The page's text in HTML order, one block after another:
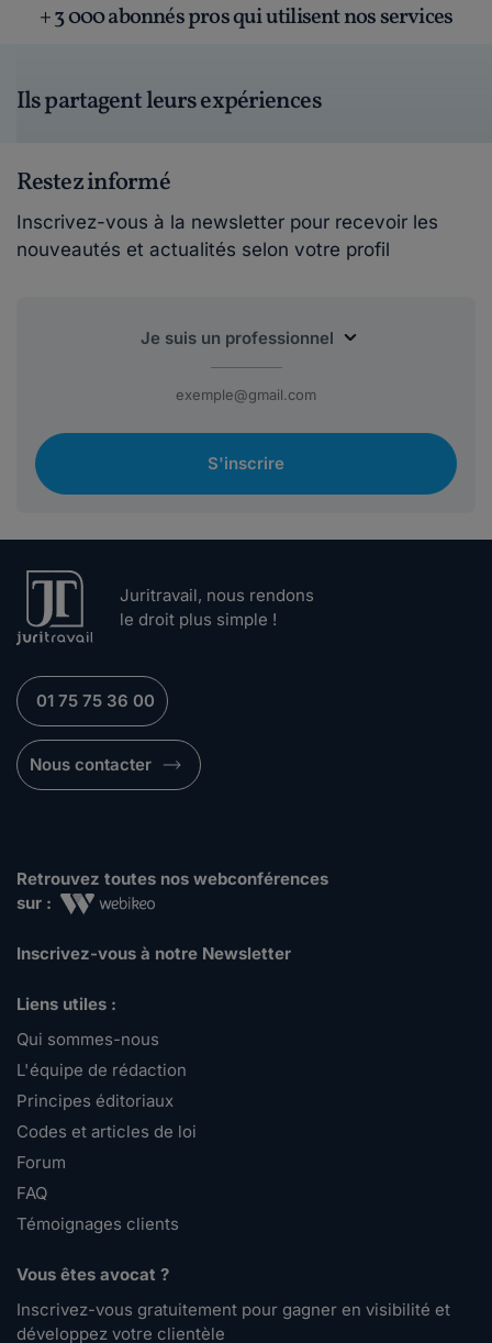
+ 3 000 abonnés pros qui utilisent nos services
Ils partagent leurs expériences
Restez informé
Inscrivez-vous à la newsletter pour recevoir les
nouveautés et actualités selon votre profil
S'inscrire
Juritravail, nous rendons
le droit plus simple !
01 75 75 36 00
Nous contacter
Retrouvez toutes nos webconférences
sur :
Inscrivez-vous à notre Newsletter
Liens utiles :
Qui sommes-nous
L'équipe de rédaction
Principes éditoriaux
Codes et articles de loi
Forum
FAQ
Témoignages clients
Vous êtes avocat ?
Inscrivez-vous gratuitement pour gagner en visibilité et
développez votre clientèle